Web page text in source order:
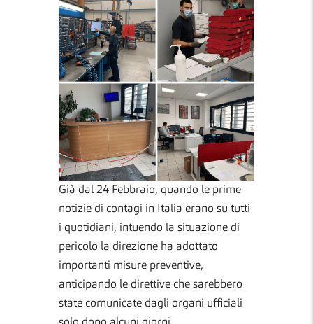
Già dal 24 Febbraio, quando le prime
notizie di contagi in Italia erano su tutti
i quotidiani, intuendo la situazione di
pericolo la direzione ha adottato
importanti misure preventive,
anticipando le direttive che sarebbero
state comunicate dagli organi ufficiali